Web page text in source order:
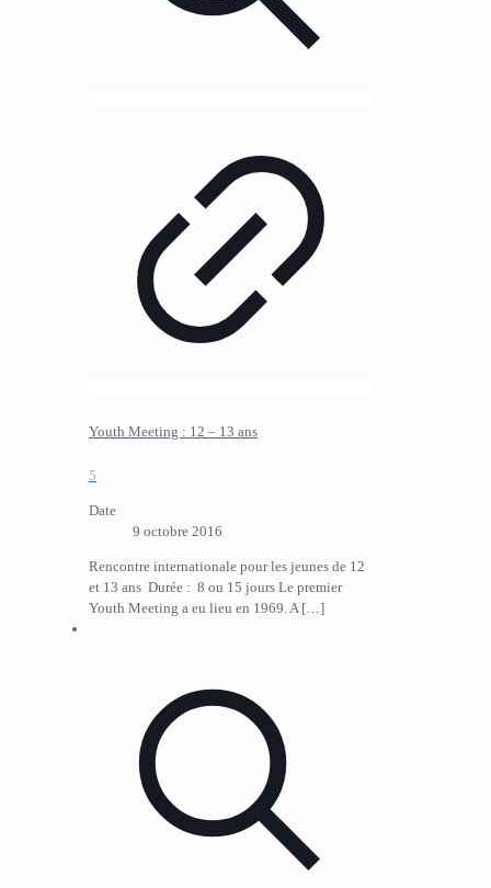
Youth Meeting : 12 – 13 ans
5
Date
9 octobre 2016
Rencontre internationale pour les jeunes de 12
et 13 ans Durée : 8 ou 15 jours Le premier
Youth Meeting a eu lieu en 1969. A[…]